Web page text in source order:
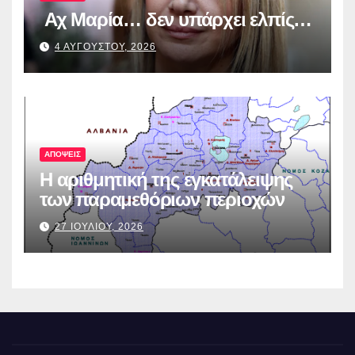
Αχ Μαρία… δεν υπάρχει ελπίς…
4 ΑΥΓΟΥΣΤΟΥ, 2026
ΑΠΟΨΕΙΣ
Η αριθμητική της εγκατάλειψης
των παραμεθόριων περιοχών
27 ΙΟΥΛΙΟΥ, 2026